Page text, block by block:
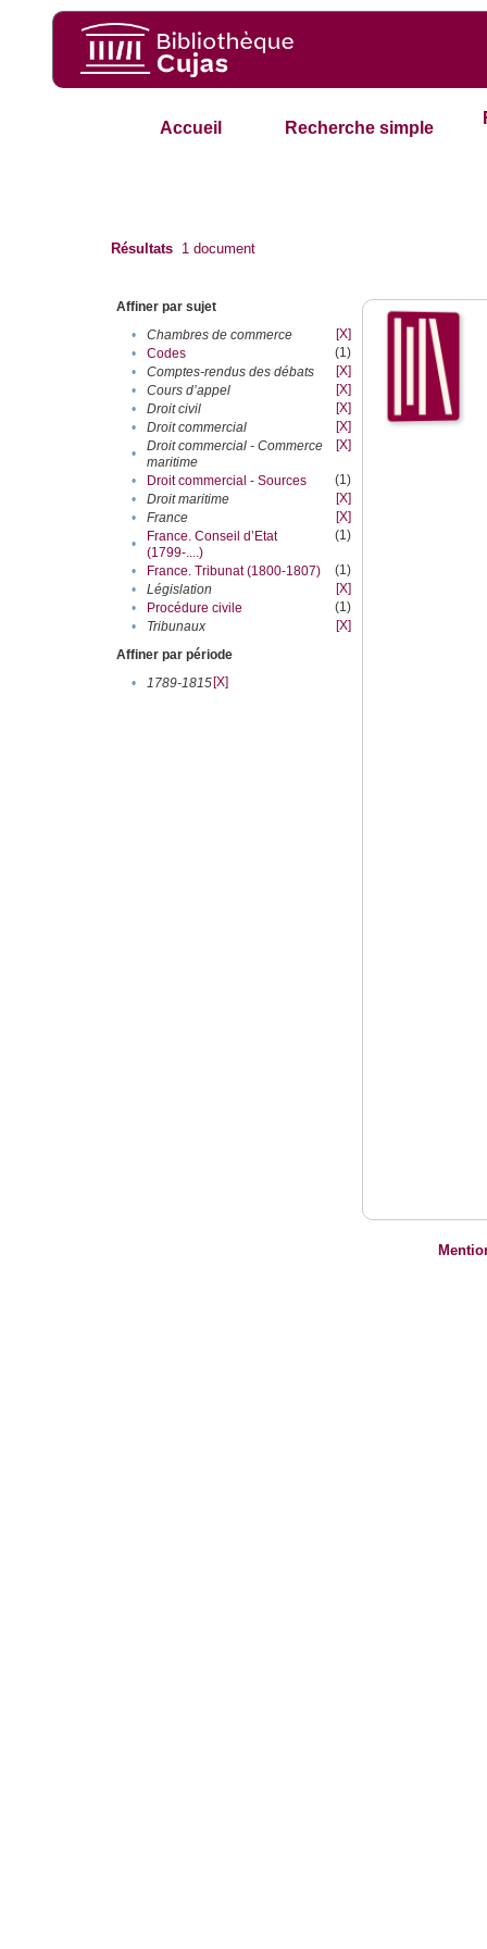
Accueil Recherche simple
Résultats 1 document
Affiner par sujet
•
Chambres de commerce
[X]
•
Codes
(1)
•
Comptes-rendus des débats
[X]
•
Cours d’appel
[X]
•
Droit civil
[X]
•
Droit commercial
[X]
•
Droit commercial - Commerce
maritime
[X]
• Droit commercial - Sources
(1)
•
Droit maritime
[X]
•
France
[X]
•
France. Conseil d’Etat
(1799-....)
(1)
• France. Tribunat (1800-1807)
(1)
•
Législation
[X]
•
Procédure civile
(1)
•
Tribunaux
[X]
Affiner par période
•
1789-1815[X]